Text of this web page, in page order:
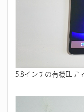
5.8インチの有機ELデ